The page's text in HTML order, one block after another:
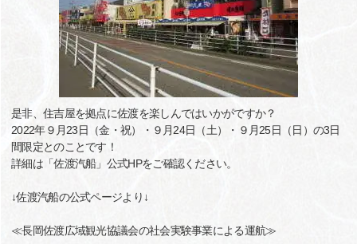
是非、住吉屋を拠点に佐渡を楽しんではいかがですか？
2022年９月23日（金・祝）・９月24日（土）・９月25日（日）の3日
間限定とのことです！
詳細は「佐渡汽船」公式HPをご確認ください。
↓佐渡汽船の公式ページより↓
≪長岡佐渡広域観光協議会の社会実験事業による運航≫